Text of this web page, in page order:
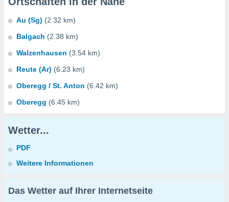
Au (Sg) (2.32 km)
Balgach (2.38 km)
Walzenhausen (3.54 km)
Reute (Ar) (6.23 km)
Oberegg / St. Anton (6.42 km)
Oberegg (6.45 km)
Wetter...
PDF
Weitere Informationen
Das Wetter auf Ihrer Internetseite